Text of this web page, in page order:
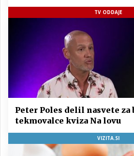
TV ODDAJE
Peter Poles delil nasvete za
tekmovalce kviza Na lovu
VIZITA.SI